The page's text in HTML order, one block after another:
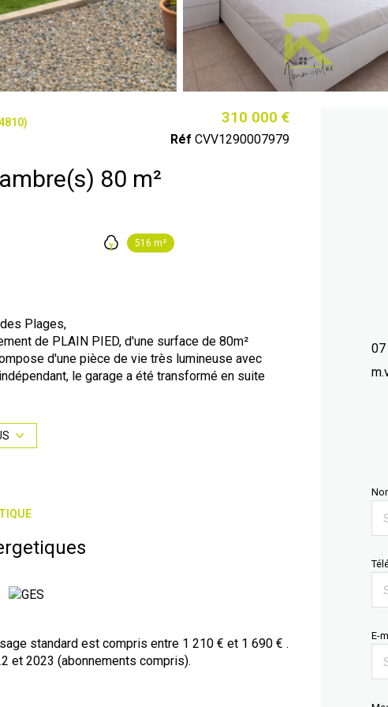
Villa 4 pièce(s) 3 chambre(s) 80 m²
516 m²
310 000 €
Réf CVV1290007979
Plages,
de PLAIN PIED, d'une surface de 80m²
d'une pièce de vie très lumineuse avec
le garage a été transformé en suite
piscine.
à partir des prix de l’énergie des années :
disponibles sur le site Géorisques :
sont disponibles sur le siteGéorisques
standard est compris entre 1 210 € et 1 690 € .
et 2023 (abonnements compris).
07
E-